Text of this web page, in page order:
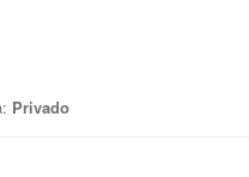
Privado